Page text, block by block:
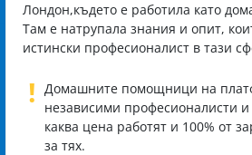
Лондон,където е работила като
Там е натрупала знания и опит,
истински професионалист в тази
! Домашните помощници на
независими професионалисти
каква цена работят и 100% от
за тях.